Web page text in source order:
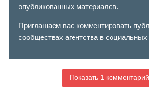
опубликованных материалов.
Приглашаем вас комментировать
сообществах агентства в социальных
Показать 1 комментарий